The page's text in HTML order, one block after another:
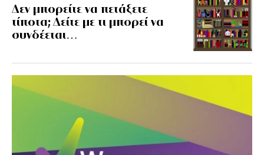
Δεν μπορείτε να πετάξετε
τίποτα; Δείτε με τι μπορεί να
συνδέεται…